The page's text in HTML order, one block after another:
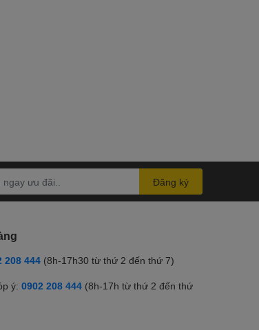
Đăng ký
208 444 (8h-17h30 từ thứ 2 đến thứ 7)
ý: 0902 208 444 (8h-17h từ thứ 2 đến thứ